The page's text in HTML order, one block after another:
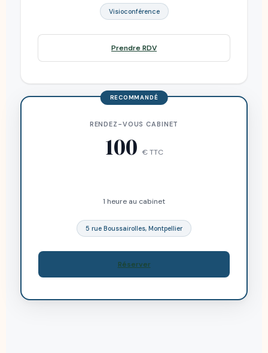
Visioconférence
Prendre RDV
RECOMMANDÉ
RENDEZ-VOUS CABINET
100 € TTC
1 heure au cabinet
5 rue Boussairolles, Montpellier
Réserver